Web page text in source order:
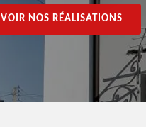
VOIR NOS RÉALISATIONS